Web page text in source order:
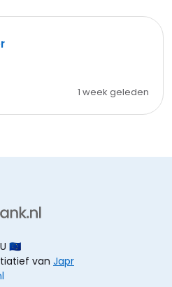
1 week geleden
🇪🇺
van Japr